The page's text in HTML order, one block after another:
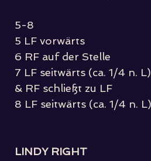
5-8
5 LF vorwärts
6 RF auf der Stelle
7 LF seitwärts (ca. 1/4 n. L)
& RF schließt zu LF
8 LF seitwärts (ca. 1/4 n. L)
LINDY RIGHT